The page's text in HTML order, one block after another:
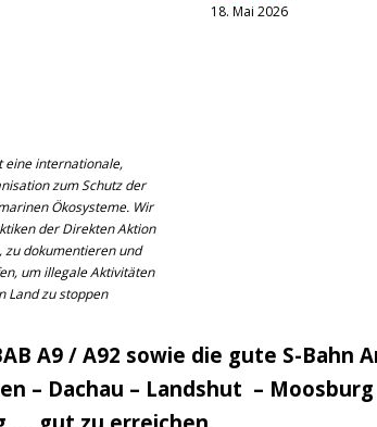
18. Mai 2026
eine internationale,
zum Schutz der
Ökosysteme. Wir
der Direkten Aktion
zu dokumentieren und
um illegale Aktivitäten
Land zu stoppen
A9 / A92 sowie die gute S-Bahn
– Dachau – Landshut –